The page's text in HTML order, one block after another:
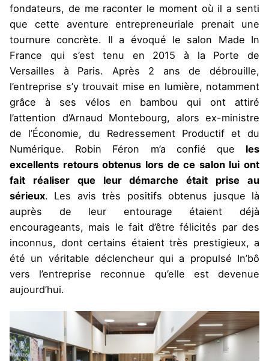
fondateurs, de me raconter le moment où il a senti
que cette aventure entrepreneuriale prenait une
tournure concrète. Il a évoqué le salon Made In
France qui s’est tenu en 2015 à la Porte de
Versailles à Paris. Après 2 ans de débrouille,
l’entreprise s’y trouvait mise en lumière, notamment
grâce à ses vélos en bambou qui ont attiré
l’attention d’Arnaud Montebourg, alors ex-ministre
de l’Économie, du Redressement Productif et du
Numérique. Robin Féron m’a confié que les
excellents retours obtenus lors de ce salon lui ont
fait réaliser que leur démarche était prise au
sérieux. Les avis très positifs obtenus jusque là
auprès de leur entourage étaient déjà
encourageants, mais le fait d’être félicités par des
inconnus, dont certains étaient très prestigieux, a
été un véritable déclencheur qui a propulsé In’bô
vers l’entreprise reconnue qu’elle est devenue
aujourd’hui.